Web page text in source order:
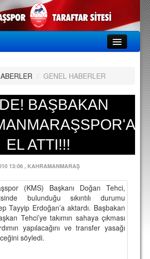
/ GENEL HABERLER
BAŞBAKAN
EL ATTI!!!
13:06 , KAHRAMANMARAŞ
(KMS) Başkanı Doğan Tehci,
bulunduğu sıkıntılı durumu
Tayyip Erdoğan’a aktardı. Başbakan
Tehci’ye takımın sahaya çıkması
yapılacağını ve transfer yasağı
söyledi.